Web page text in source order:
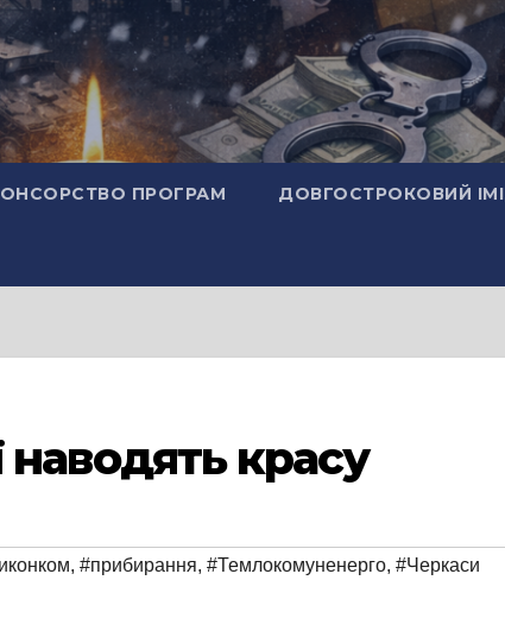
ПРОГРАМ ДОВГОСТРОКОВИЙ
наводять красу
, #прибирання, #Темлокомуненерго, #Черкаси